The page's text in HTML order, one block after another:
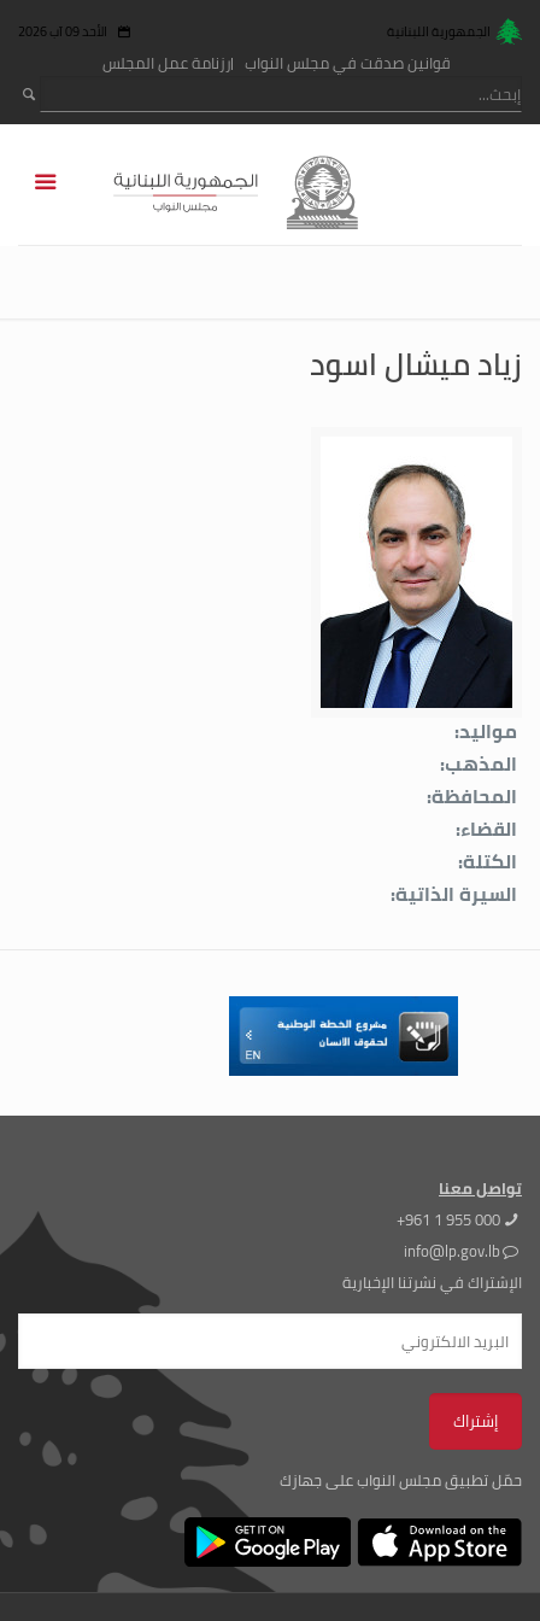
الجمهورية اللبنانية الأحد 09 آب 2026
قوانين صدقت في مجلس النواب رزنامة عمل المجلس
زياد ميشال اسود
مواليد:
المذهب:
المحافظة:
القضاء:
الكتلة:
السيرة الذاتية:
تواصل معنا
+961 1 955 000
info@lp.gov.lb
الإشتراك في نشرتنا الإخبارية
حمّل تطبيق مجلس النواب على جهازك